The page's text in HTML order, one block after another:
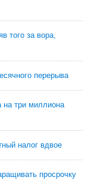
того за вора,
перерыва
на три миллиона
налог вдвое
просрочку